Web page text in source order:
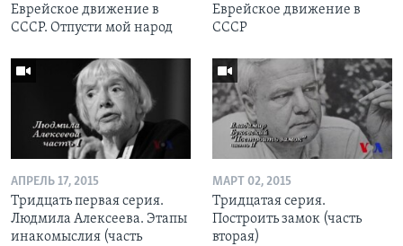
Еврейское движение в
СССР. Отпусти мой народ
Еврейское движение в
СССР
АПРЕЛЬ 17, 2015
Тридцать первая серия.
Людмила Алексеева. Этапы
инакомыслия (часть
МАРТ 02, 2015
Тридцатая серия.
Построить замок (часть
вторая)